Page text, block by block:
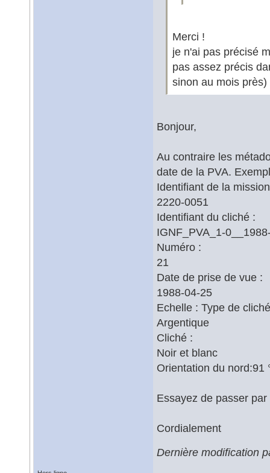
Merci !
je n'ai pas précisé
pas assez précis
sinon au mois près)
Bonjour,
Au contraire les
date de la PVA.
Identifiant de la
2220-0051
Identifiant du cliché :
IGNF_PVA_1-
Numéro :
21
Date de prise de vue :
1988-04-25
Echelle : Type de
Argentique
Cliché :
Noir et blanc
Orientation du nord:91
Essayez de passer
Cordialement
Dernière modification